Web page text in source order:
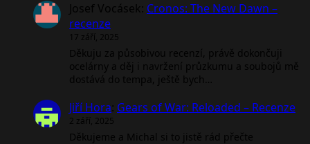
Josef Vocásek: Cronos: The New Dawn –
recenze
17 září, 2025
Děkuju za působivou recenzí, právě dokončuji
ocelárny a děj i navržení průzkumu a soubojů mě
dostává do tempa, ještě bych…
Jiří Hora: Gears of War: Reloaded – Recenze
2 září, 2025
Děkujeme a Michal si to jistě rád přečte